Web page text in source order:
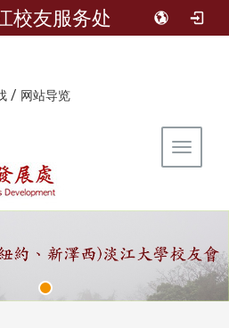
校友服务处
/ 网站导览
Toggle